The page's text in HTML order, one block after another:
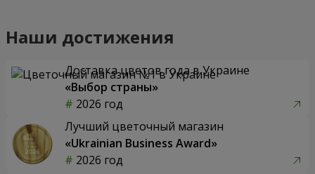
Наши достижения
Доставка цветов года в Украине
«Выбор страны»
2026 год
Лучший цветочный магазин
«Ukrainian Business Award»
2026 год